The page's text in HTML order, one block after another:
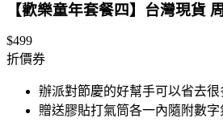
【歡樂童年套餐四】台灣現貨
$499
折價券
辦派對節慶的好幫手可以省去
贈送膠貼打氣筒各一內隨附數